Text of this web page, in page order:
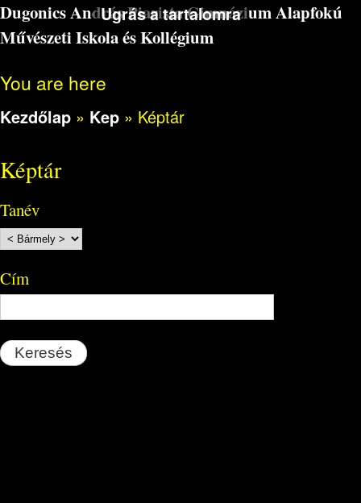
Ugrás a tartalomra
Dugonics András Piarista Gimnázium Alapfokú
Művészeti Iskola és Kollégium
You are here
Kezdőlap » Kep » Képtár
Képtár
Tanév
Cím